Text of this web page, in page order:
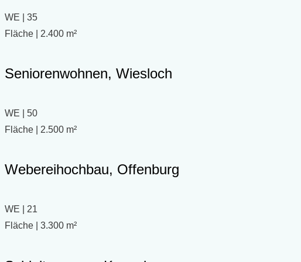
WE | 35
Fläche | 2.400 m²
Seniorenwohnen, Wiesloch
WE | 50
Fläche | 2.500 m²
Webereihochbau, Offenburg
WE | 21
Fläche | 3.300 m²